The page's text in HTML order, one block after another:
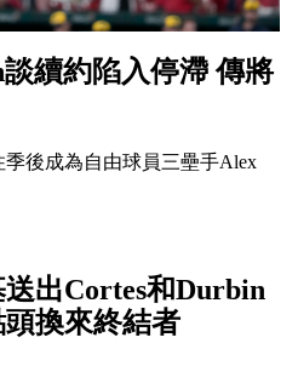
續約陷入停滯 傳將
後成為自由球員三壘手Alex
出Cortes和Durbin
換來終結者